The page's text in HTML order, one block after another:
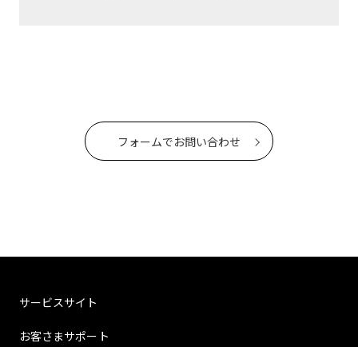
フォームでお問い合わせ
サービスサイト
お客さまサポート